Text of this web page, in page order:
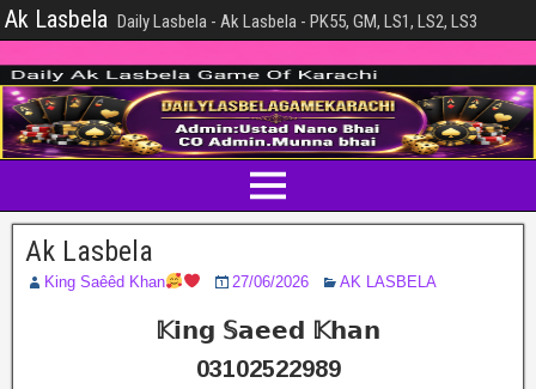
Ak Lasbela Daily Lasbela - Ak Lasbela - PK55, GM, LS1, LS2, LS3
Ak Lasbela
King Saêêd Khan 27/06/2026 AK LASBELA
𝕂𝗶𝗻𝗴 𝕊𝗮𝗲𝗲𝗱 𝕂𝗵𝗮𝗻
03102522989